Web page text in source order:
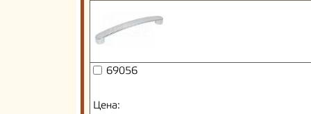
69056
Цена: